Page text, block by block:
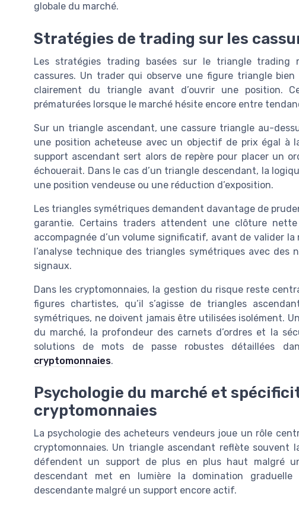
globale du marché.
Stratégies de trading sur les
Les stratégies trading basées sur le triangle trading
cassures. Un trader qui observe une figure triangle
clairement du triangle avant d’ouvrir une position.
prématurées lorsque le marché hésite encore entre
Sur un triangle ascendant, une cassure triangle au-
une position acheteuse avec un objectif de prix égal à
support ascendant sert alors de repère pour placer un
échouerait. Dans le cas d’un triangle descendant, la
une position vendeuse ou une réduction d’exposition.
Les triangles symétriques demandent davantage de
garantie. Certains traders attendent une clôture
accompagnée d’un volume significatif, avant de valider
l’analyse technique des triangles symétriques avec
signaux.
Dans les cryptomonnaies, la gestion du risque reste
figures chartistes, qu’il s’agisse de triangles
symétriques, ne doivent jamais être utilisées isolément.
du marché, la profondeur des carnets d’ordres et la
solutions de mots de passe robustes détaillées
cryptomonnaies.
Psychologie du marché et
cryptomonnaies
La psychologie des acheteurs vendeurs joue un rôle
cryptomonnaies. Un triangle ascendant reflète souvent
défendent un support de plus en plus haut malgré
descendant met en lumière la domination
descendante malgré un support encore actif.